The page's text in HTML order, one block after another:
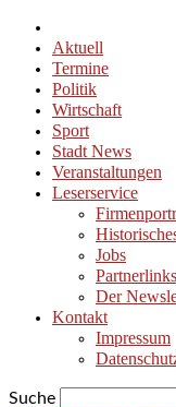
Aktuell
Termine
Politik
Wirtschaft
Sport
Stadt News
Veranstaltungen
Leserservice
Jobs
Partnerlinks
Der
Kontakt
Impressum
Suche